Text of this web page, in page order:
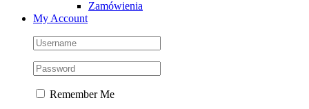
Zamówienia
My Account
Remember Me